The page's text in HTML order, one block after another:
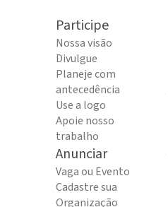
Participe
Nossa visão
Divulgue
Planeje com
antecedência
Use a logo
Apoie nosso
trabalho
Anunciar
Vaga ou Evento
Cadastre sua
Organização